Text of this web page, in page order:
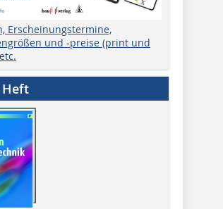
Erscheinungstermine,
und -preise (print und
Heft